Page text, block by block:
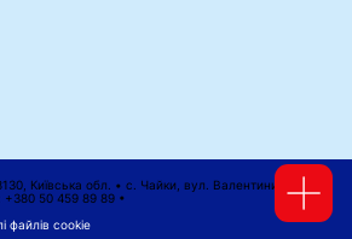
Київська обл. • с. Чайки, вул. Валентини Чайки
50 459 89 89 •
файлів cookie